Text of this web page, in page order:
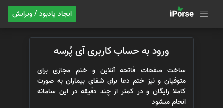
ایجاد یادبود / ویرایش
ورود به حساب کاربری آی پُرسه
ساخت صفحات فاتحه آنلاین و ختم مجازی برای
متوفیان و نیز ختم دعا برای شفای بیماران به صورت
کاملا رایگان و در کمتر از چند دقیقه در این سامانه
انجام میشود